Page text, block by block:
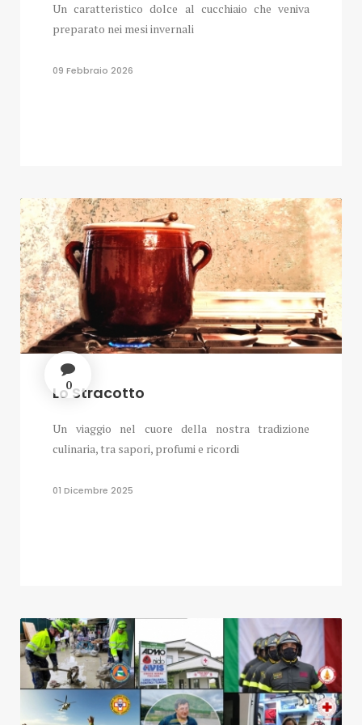
Un caratteristico dolce al cucchiaio che veniva
preparato nei mesi invernali
09 Febbraio 2026
0
Lo Stracotto
Un viaggio nel cuore della nostra tradizione
culinaria, tra sapori, profumi e ricordi
01 Dicembre 2025